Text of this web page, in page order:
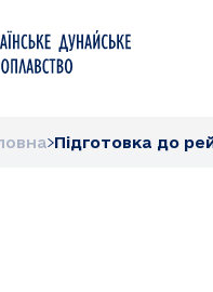
Підготовка до